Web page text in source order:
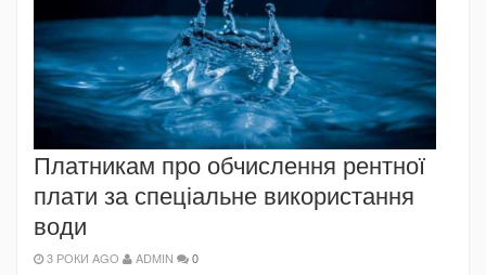
Платникам про обчислення рентної
плати за спеціальне використання
води
3 РОКИ AGO ADMIN 0